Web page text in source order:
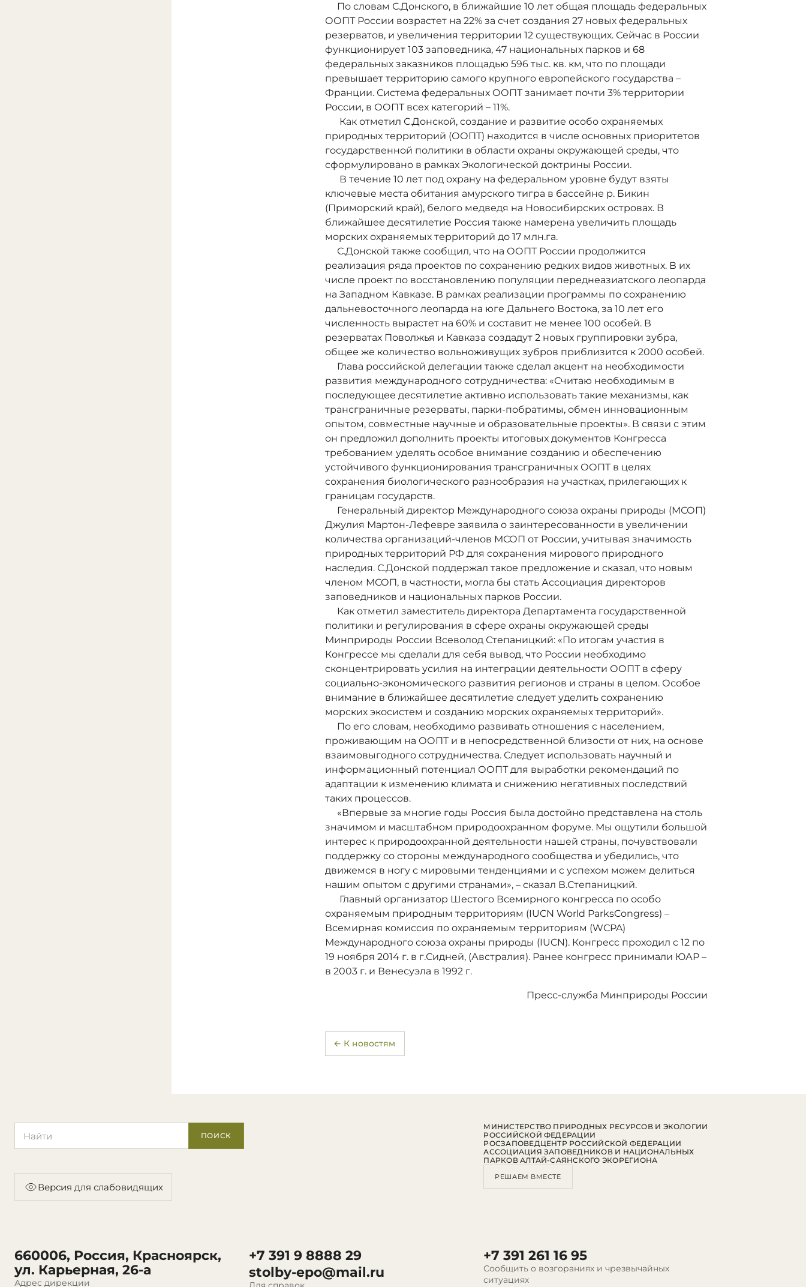
По словам С.Донского, в ближайшие 10 лет общая площадь федеральных
ООПТ России возрастет на 22% за счет создания 27 новых федеральных
резерватов, и увеличения территории 12 существующих. Сейчас в России
функционирует 103 заповедника, 47 национальных парков и 68
федеральных заказников площадью 596 тыс. кв. км, что по площади
превышает территорию самого крупного европейского государства –
Франции. Система федеральных ООПТ занимает почти 3% территории
России, в ООПТ всех категорий – 11%.
Как отметил С.Донской, создание и развитие особо охраняемых
природных территорий (ООПТ) находится в числе основных приоритетов
государственной политики в области охраны окружающей среды, что
сформулировано в рамках Экологической доктрины России.
В течение 10 лет под охрану на федеральном уровне будут взяты
ключевые места обитания амурского тигра в бассейне р. Бикин
(Приморский край), белого медведя на Новосибирских островах. В
ближайшее десятилетие Россия также намерена увеличить площадь
морских охраняемых территорий до 17 млн.га.
С.Донской также сообщил, что на ООПТ России продолжится
реализация ряда проектов по сохранению редких видов животных. В их
числе проект по восстановлению популяции переднеазиатского леопарда
на Западном Кавказе. В рамках реализации программы по сохранению
дальневосточного леопарда на юге Дальнего Востока, за 10 лет его
численность вырастет на 60% и составит не менее 100 особей. В
резерватах Поволжья и Кавказа создадут 2 новых группировки зубра,
общее же количество вольноживущих зубров приблизится к 2000 особей.
Глава российской делегации также сделал акцент на необходимости
развития международного сотрудничества: «Считаю необходимым в
последующее десятилетие активно использовать такие механизмы, как
трансграничные резерваты, парки-побратимы, обмен инновационным
опытом, совместные научные и образовательные проекты». В связи с этим
он предложил дополнить проекты итоговых документов Конгресса
требованием уделять особое внимание созданию и обеспечению
устойчивого функционирования трансграничных ООПТ в целях
сохранения биологического разнообразия на участках, прилегающих к
границам государств.
Генеральный директор Международного союза охраны природы (МСОП)
Джулия Мартон-Лефевре заявила о заинтересованности в увеличении
количества организаций-членов МСОП от России, учитывая значимость
природных территорий РФ для сохранения мирового природного
наследия. С.Донской поддержал такое предложение и сказал, что новым
членом МСОП, в частности, могла бы стать Ассоциация директоров
заповедников и национальных парков России.
Как отметил заместитель директора Департамента государственной
политики и регулирования в сфере охраны окружающей среды
Минприроды России Всеволод Степаницкий: «По итогам участия в
Конгрессе мы сделали для себя вывод, что России необходимо
сконцентрировать усилия на интеграции деятельности ООПТ в сферу
социально-экономического развития регионов и страны в целом. Особое
внимание в ближайшее десятилетие следует уделить сохранению
морских экосистем и созданию морских охраняемых территорий».
По его словам, необходимо развивать отношения с населением,
проживающим на ООПТ и в непосредственной близости от них, на основе
взаимовыгодного сотрудничества. Следует использовать научный и
информационный потенциал ООПТ для выработки рекомендаций по
адаптации к изменению климата и снижению негативных последствий
таких процессов.
«Впервые за многие годы Россия была достойно представлена на столь
значимом и масштабном природоохранном форуме. Мы ощутили большой
интерес к природоохранной деятельности нашей страны, почувствовали
поддержку со стороны международного сообщества и убедились, что
движемся в ногу с мировыми тенденциями и с успехом можем делиться
нашим опытом с другими странами», – сказал В.Степаницкий.
Главный организатор Шестого Всемирного конгресса по особо
охраняемым природным территориям (IUCN World ParksCongress) –
Всемирная комиссия по охраняемым территориям (WCPA)
Международного союза охраны природы (IUCN). Конгресс проходил с 12 по
19 ноября 2014 г. в г.Сидней, (Австралия). Ранее конгресс принимали ЮАР –
в 2003 г. и Венесуэла в 1992 г.
Пресс-служба Минприроды России
← К новостям
ПОИСК
Версия для слабовидящих
660006, Россия, Красноярск,
ул. Карьерная, 26-а
Адрес дирекции
+7 391 9 8888 29
stolby-epo@mail.ru
+7 391 261 16 95
Сообщить о возгораниях и чрезвычайных
ситуациях
МИНИСТЕРСТВО ПРИРОДНЫХ РЕСУРСОВ И ЭКОЛОГИИ
РОССИЙСКОЙ ФЕДЕРАЦИИ
РОСЗАПОВЕДЦЕНТР РОССИЙСКОЙ ФЕДЕРАЦИИ
АССОЦИАЦИЯ ЗАПОВЕДНИКОВ И НАЦИОНАЛЬНЫХ
ПАРКОВ АЛТАЙ-САЯНСКОГО ЭКОРЕГИОНА
РЕШАЕМ ВМЕСТЕ